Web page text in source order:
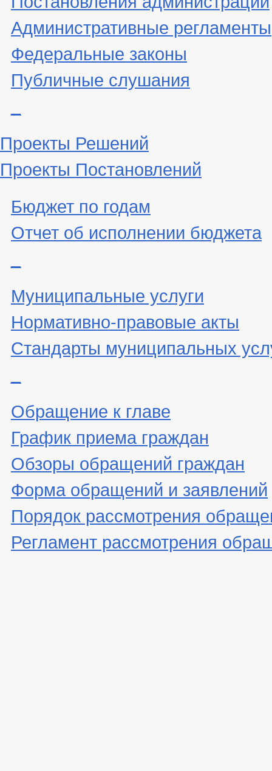
Административные регламенты
Федеральные законы
Публичные слушания
Проекты Решений
Проекты Постановлений
Бюджет по годам
Отчет об исполнении бюджета
Муниципальные услуги
Нормативно-правовые акты
Стандарты муниципальных
Обращение к главе
График приема граждан
Обзоры обращений граждан
Форма обращений и заявлений
Порядок рассмотрения
Регламент рассмотрения